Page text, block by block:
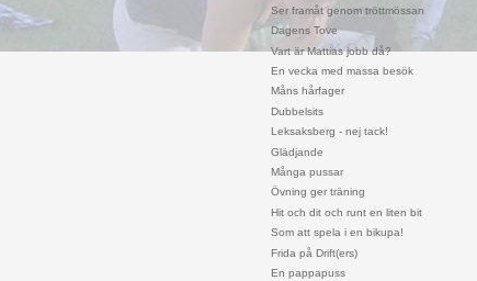
Ser framåt genom tröttmössan
Dagens Tove
Vart är Mattias jobb då?
En vecka med massa besök
Måns hårfager
Dubbelsits
Leksaksberg - nej tack!
Glädjande
Många pussar
Övning ger träning
Hit och dit och runt en liten bit
Som att spela i en bikupa!
Frida på Drift(ers)
En pappapuss